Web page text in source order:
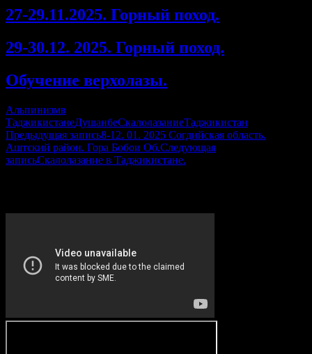
27-29.11.2025. Горный поход.
29-30.12. 2025. Горный поход.
Обучение верхолазы.
Альпинизмв
ТаджикистанеДушанбеСкалолазаниеТаджикистан
Навигация
по
Предыдущая запись8-12. 01. 2025 Согдийская область.
Аштский район. Гора Бобои Об.Следующая
записьСкалолазание в Таджикистане.